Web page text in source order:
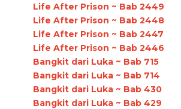
Life After Prison ~ Bab 2449
Life After Prison ~ Bab 2448
Life After Prison ~ Bab 2447
Life After Prison ~ Bab 2446
Bangkit dari Luka ~ Bab 715
Bangkit dari Luka ~ Bab 714
Bangkit dari Luka ~ Bab 430
Bangkit dari Luka ~ Bab 429